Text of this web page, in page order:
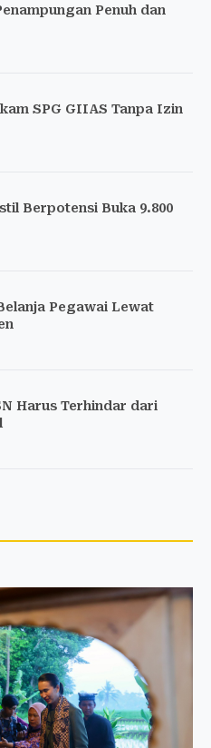
Penuh dan
SPG GIIAS Tanpa Izin
Berpotensi Buka 9.800
Pegawai Lewat
Harus Terhindar dari